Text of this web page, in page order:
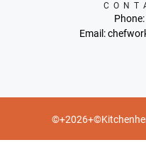
Email: